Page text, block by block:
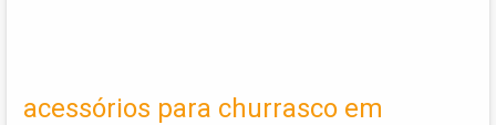
acessórios para churrasco em